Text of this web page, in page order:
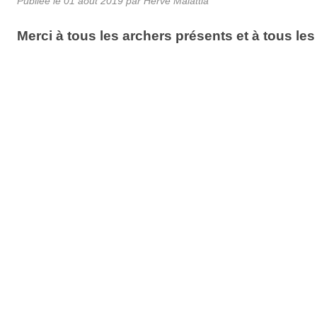
Merci à tous les archers présents et à tous